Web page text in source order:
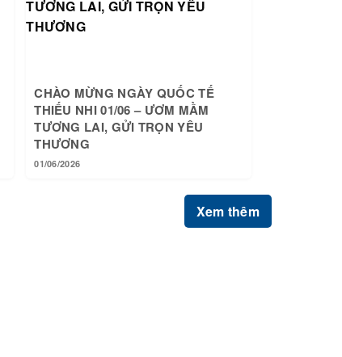
CHÀO MỪNG NGÀY QUỐC TẾ
THIẾU NHI 01/06 – ƯƠM MẦM
TƯƠNG LAI, GỬI TRỌN YÊU
THƯƠNG
01/06/2026
Xem thêm